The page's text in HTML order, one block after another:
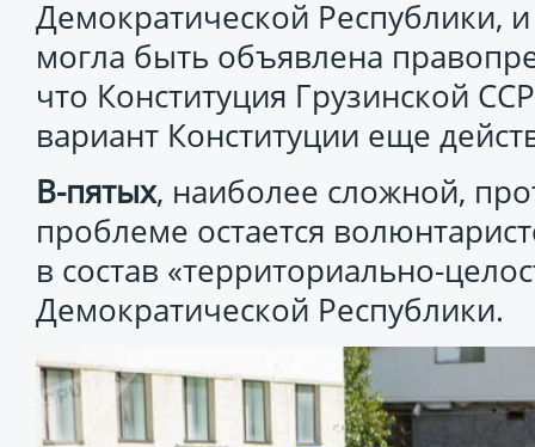
Демократической Республики,
могла быть объявлена
что Конституция Грузинской
вариант Конституции еще
В-пятых, наиболее сложной,
проблеме остается
в состав «территориально-
Демократической Республики.